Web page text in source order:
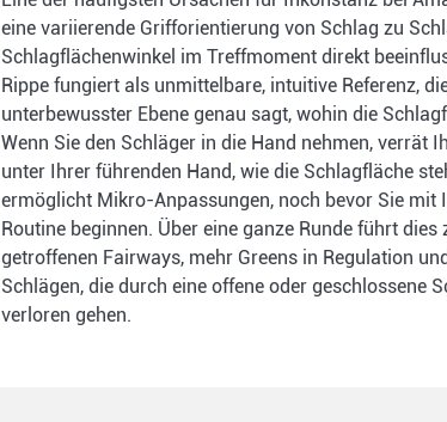
eine variierende Grifforientierung von Schlag zu
Schlagflächenwinkel im Treffmoment direkt
Rippe fungiert als unmittelbare, intuitive Referenz,
unterbewusster Ebene genau sagt, wohin die
Wenn Sie den Schläger in die Hand nehmen, verrät
unter Ihrer führenden Hand, wie die Schlagfläche
ermöglicht Mikro-Anpassungen, noch bevor Sie mit
Routine beginnen. Über eine ganze Runde führt dies
getroffenen Fairways, mehr Greens in Regulation
Schlägen, die durch eine offene oder geschlossene
verloren gehen.